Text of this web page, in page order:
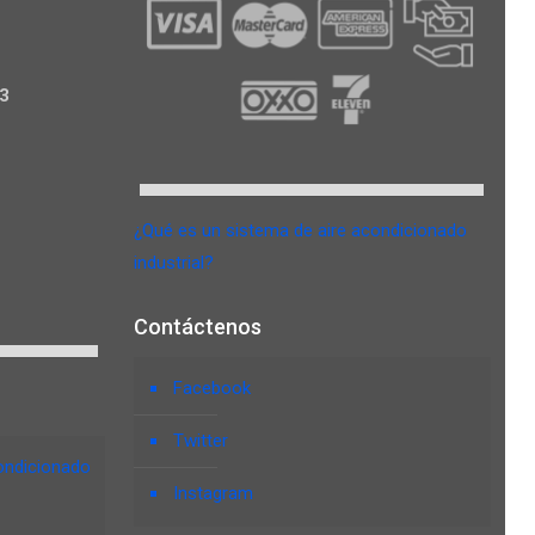
¿Qué es un sistema de aire acondicionado
industrial?
Contáctenos
Facebook
Twitter
Instagram